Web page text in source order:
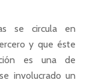
se circula en
y que éste
es una de
involucrado un